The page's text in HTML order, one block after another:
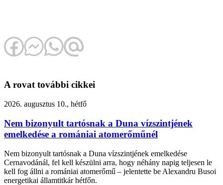
A rovat további cikkei
2026. augusztus 10., hétfő
Nem bizonyult tartósnak a Duna vízszintjének
emelkedése a romániai atomerőműnél
Nem bizonyult tartósnak a Duna vízszintjének emelkedése
Cernavodánál, fel kell készülni arra, hogy néhány napig teljesen le
kell fog állni a romániai atomerőmű – jelentette be Alexandru Busoi
energetikai államtitkár hétfőn.